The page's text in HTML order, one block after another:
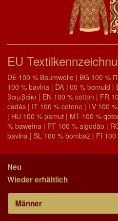
EU
DE 100 % Baumwolle | BG 100 %
100 % bavlna | DA 100 % bomuld |
βαμβάκι | EN 100 % cotton | FR
cadás | IT 100 % cotone | LV 100
| HU 100 % pamut | MT 100 %
% bawełna | PT 100 % algodão |
bavlna | SL 100 % bombaž | FI
Neu
Wieder erhältlich
Männer